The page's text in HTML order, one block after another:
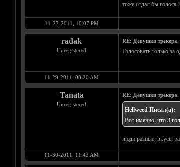
тоже отдал бы голоса
11-27-2011, 10:07 PM
radak
Unregistered
RE: Девушки трекера.
Голосовать только за
11-29-2011, 08:20 AM
Tanata
Unregistered
RE: Девушки трекера.
Hellweed Писал(а):
Вот именно, что 3
люди разные, вкусы
11-30-2011, 11:42 AM